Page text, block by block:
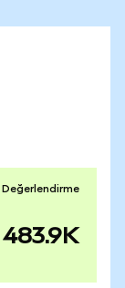
Değerlendirme
483.9K